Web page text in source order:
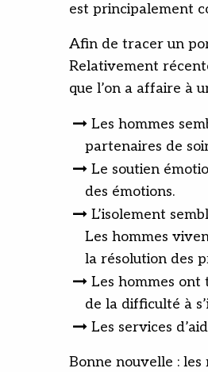
est principalement
Afin de tracer un
Relativement
que l’on a affaire à
Les hommes
partenaires de
Le soutien
des émotions.
L’isolement
Les hommes
la résolution des
Les hommes ont
de la difficulté à
Les services
Bonne nouvelle :